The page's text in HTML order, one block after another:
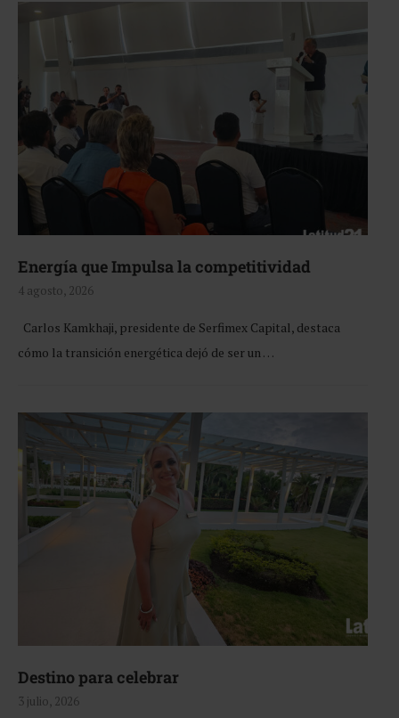
Energía que Impulsa la competitividad
4 agosto, 2026
Carlos Kamkhaji, presidente de Serfimex Capital, destaca
cómo la transición energética dejó de ser un …
Destino para celebrar
3 julio, 2026